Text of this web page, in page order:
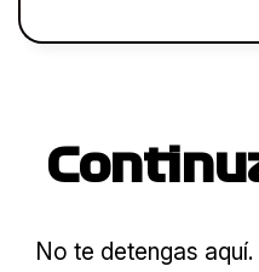
No te detengas